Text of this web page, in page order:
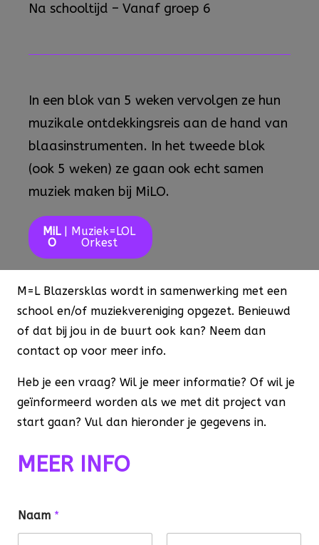
Na schooltijd – Vanaf groep 6
In een blok van 5 weken vervolgen ze hun
muzikale ontdekkingsreis aan de hand van
blaasinstrumenten. In het tweede blok
(ook 5 weken) ze gaan ook echt samen
muziek maken bij MiLO.
MiL
O
| Muziek=LOL
Orkest
M=L Blazersklas wordt in samenwerking met een
school en/of muziekvereniging opgezet. Benieuwd
of dat bij jou in de buurt ook kan? Neem dan
contact op voor meer info.
Heb je een vraag? Wil je meer informatie? Of wil je
geïnformeerd worden als we met dit project van
start gaan? Vul dan hieronder je gegevens in.
MEER INFO
Naam *